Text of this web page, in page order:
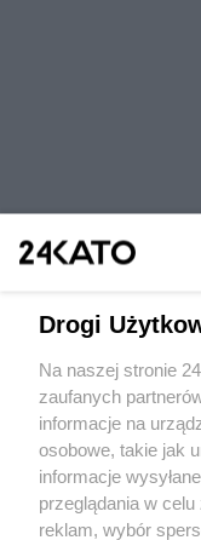
Wydawca mediów
Drogi
Na naszej stronie
zaufanych
informacje na
osobowe, takie jak
informacje
przeglądania w
reklam, wybór